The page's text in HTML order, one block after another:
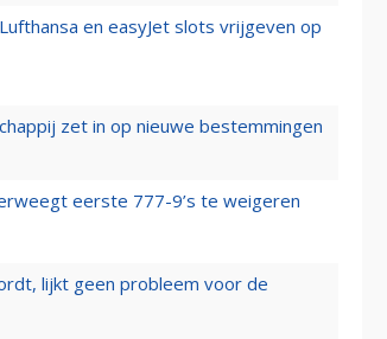
en easyJet slots vrijgeven op
zet in op nieuwe bestemmingen
eerste 777-9’s te weigeren
lijkt geen probleem voor de